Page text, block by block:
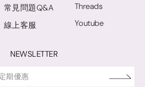
常見問題Q&A
線上客服
Threads
Youtube
NEWSLETTER